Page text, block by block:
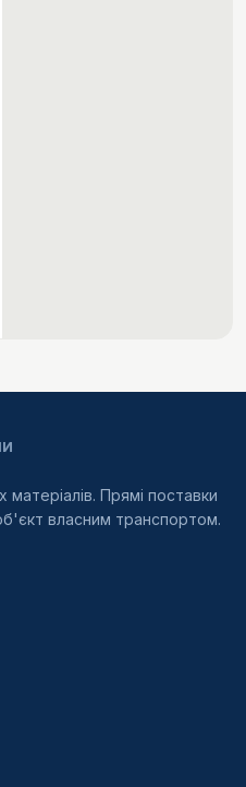
матеріалів. Прямі поставки
власним транспортом.